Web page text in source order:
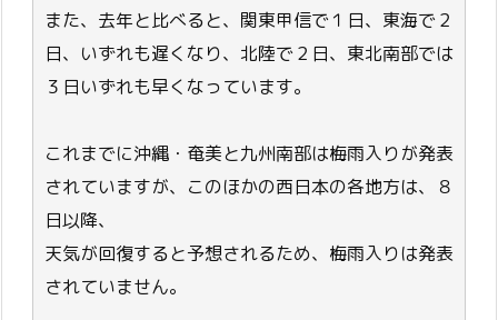
また、去年と比べると、関東甲信で１日、東海で２
日、いずれも遅くなり、北陸で２日、東北南部では
３日いずれも早くなっています。
これまでに沖縄・奄美と九州南部は梅雨入りが発表
されていますが、このほかの西日本の各地方は、８
日以降、
天気が回復すると予想されるため、梅雨入りは発表
されていません。